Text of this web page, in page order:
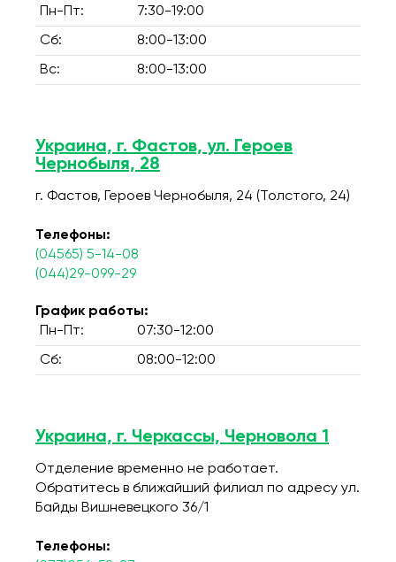
Пн-Пт: 7:30-19:00
Сб: 8:00-13:00
Вс: 8:00-13:00
Украина, г. Фастов, ул. Героев
Чернобыля, 28
г. Фастов, Героев Чернобыля, 24 (Толстого, 24)
Телефоны:
(04565) 5-14-08
(044)29-099-29
График работы:
Пн-Пт:
07:30-12:00
Сб: 08:00-12:00
Украина, г. Черкассы, Черновола 1
Отделение временно не работает.
Обратитесь в ближайший филиал по адресу ул.
Байды Вишневецкого 36/1
Телефоны: